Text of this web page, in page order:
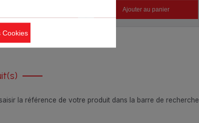
Ajouter au panier
la référence de votre produit dans la barre de recherche
Cookies